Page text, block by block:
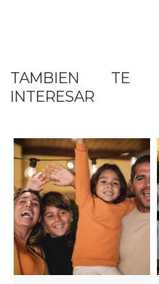
TAMBIEN TE
INTERESAR